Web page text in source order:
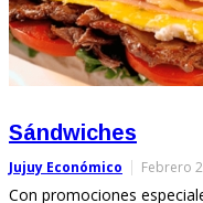
Sándwiches
Jujuy Económico Febrero
Con promociones